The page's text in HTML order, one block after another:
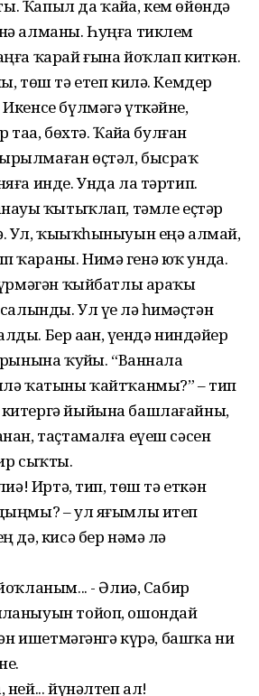
Ҡапыл да ҡайҙа, кем өйөндә
алманы. Һуңға тиклем
ҡарай ғына йоҡлап киткән.
төш тә етеп килә. Кемдер
бүлмәгә үткәйне,
бөхтә. Ҡайҙа булған
өҫтәл, бысраҡ
инде. Унда ла тәртип.
ҡытыҡлап, тәмле еҫтәр
Ул, ҡыҙыҡһыныуын еңә алмай,
ҡараны. Нимә генә юҡ унда.
ҡыйбатлы араҡы
Ул үҙе лә һиҙмәҫтән
Бер аҙҙан, үҙендә ниндәйҙер
ҡуйҙы. “Ваннала
ҡатыны ҡайтҡанмы?” – тип
йыйына башлағайны,
таҫтамалға еүеш сәсен
сыҡты.
Иртә, тип, төш тә еткән
– ул яғымлы итеп
дә, кисә бер нәмә лә
- Әлиә, Сабир
тойоп, ошондай
ишетмәгәнгә күрә, башҡа ни
йүнәлтеп ал!